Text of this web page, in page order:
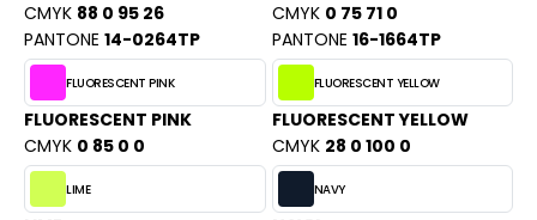
SERIE
CMYK 88 0 95 26
PANTONE 14-0264TP
CMYK 0 75 71 0
PANTONE 16-1664TP
FLUORESCENT PINK
FLUORESCENT PINK
CMYK 0 85 0 0
FLUORESCENT YELLOW
FLUORESCENT YELLOW
CMYK 28 0 100 0
LIME NAVY